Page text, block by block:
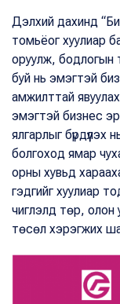
Дэлхий дахинд
томьёог хуулиар
оруулж, бодлогын
буй нь эмэгтэй
амжилттай явуулах
эмэгтэй бизнес
ялгарлыг
болгоход ямар
орны хувьд
гэдгийг хуулиар
чиглэлд төр, олон
төсөл хэрэгжих